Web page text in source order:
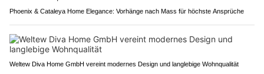
Phoenix & Cataleya Home Elegance: Vorhänge nach Mass für höchste Ansprüche
Weltew Diva Home GmbH vereint modernes Design und langlebige Wohnqualität